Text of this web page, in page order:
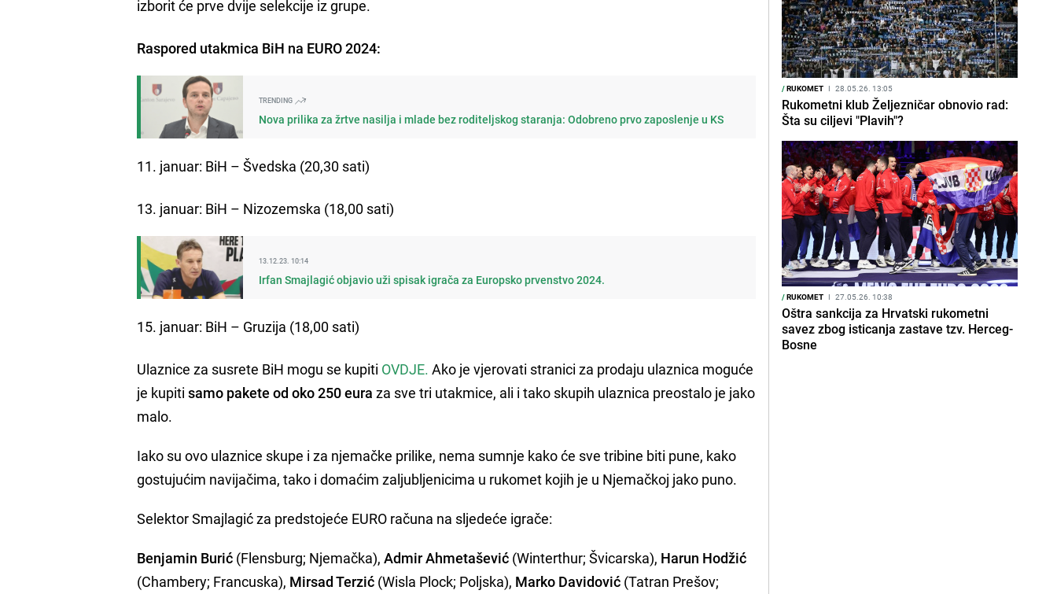
izborit će prve dvije selekcije iz grupe.
Raspored utakmica BiH na EURO 2024:
TRENDING
Nova prilika za žrtve nasilja i mlade bez roditeljskog staranja: Odobreno prvo zaposlenje u KS
11. januar: BiH – Švedska (20,30 sati)
13. januar: BiH – Nizozemska (18,00 sati)
13.12.23. 10:14
Irfan Smajlagić objavio uži spisak igrača za Europsko prvenstvo 2024.
15. januar: BiH – Gruzija (18,00 sati)
Ulaznice za susrete BiH mogu se kupiti OVDJE. Ako je vjerovati stranici za prodaju ulaznica moguće
je kupitisamo pakete od oko 250 eura za sve tri utakmice, ali i tako skupih ulaznica preostalo je jako
malo.
Iako su ovo ulaznice skupe i za njemačke prilike, nema sumnje kako će sve tribine biti pune, kako
gostujućim navijačima, tako i domaćim zaljubljenicima u rukomet kojih je u Njemačkoj jako puno.
Selektor Smajlagić za predstojeće EURO računa na sljedeće igrače:
Benjamin Burić (Flensburg; Njemačka),Admir Ahmetašević (Winterthur; Švicarska), Harun Hodžić
(Chambery; Francuska), Mirsad Terzić (Wisla Plock; Poljska), Marko Davidović (Tatran Prešov;
/RUKOMET I 28.05.26. 13:05
Rukometni klub Željezničar obnovio rad:
Šta su ciljevi "Plavih"?
/RUKOMET I 27.05.26. 10:38
Oštra sankcija za Hrvatski rukometni
savez zbog isticanja zastave tzv. Herceg-
Bosne